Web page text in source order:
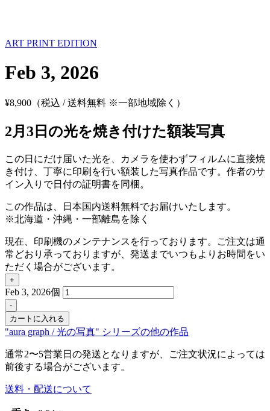
ART PRINT EDITION
Feb 3, 2026
¥8,900 （税込 / 送料無料 ※一部地域除く）
2月3日の光を焼き付けた額装写真
この日にだけ届いた光を、カメラを使わずフィルムに直接焼
き付け、丁寧に印刷を行い額装した写真作品です。作者のサ
イン入りで日付の証明書を同梱。
この作品は、日本国内送料無料でお届けいたします。
※北海道・沖縄・一部離島を除く
現在、印刷機のメンテナンスを行っております。ご注文は通
常どおり承っておりますが、発送までいつもよりお時間をい
ただく場合がございます。
+
Feb 3, 2026個
-
カートに入れる
"aura graph / 光の写真" シリーズの他の作品
通常2〜5営業日の発送となりますが、ご注文状況によっては
前後する場合がございます。
送料・配送について